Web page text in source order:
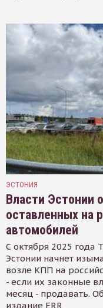
ЭСТОНИЯ
Власти Эстонии
оставленных на
автомобилей
С октября 2025 года
Эстонии начнет
возле КПП на
- если их законные
месяц - продавать.
издание ERR